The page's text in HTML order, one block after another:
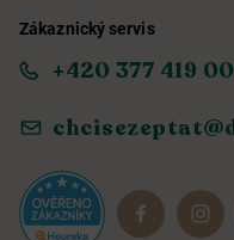
Obchodní podmínky
Ochrana osobních údajů
Reklamace a vrácení
Informace o přístupnosti
Dárkové sady
Zákaznický servis
+420 377 419